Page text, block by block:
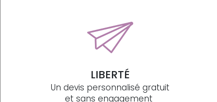
LIBERTÉ
Un devis personnalisé gratuit
et sans engagement